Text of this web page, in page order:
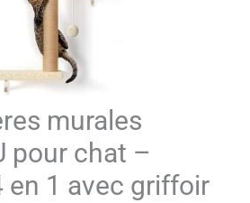
murales
pour chat –
en 1 avec griffoir